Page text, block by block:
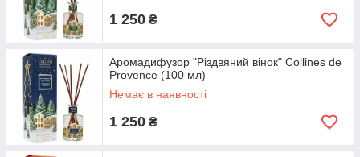
1 250 ₴
Аромадифузор "Різдвяний вінок" Collines de
Provence (100 мл)
Немає в наявності
1 250 ₴